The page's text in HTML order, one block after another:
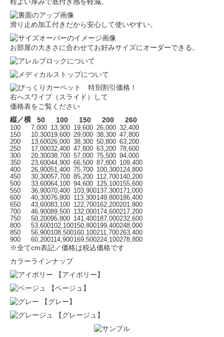
程よい厚みで底付き感を軽減。
滑り止め加工付きだから安心して使いやすい。
お部屋の大きさに合わせてお好みサイズにオーダーできる。
右へスワイプ（スライド）して
価格表をご覧ください
縦／横
50 100 150 200 260
100 7,000 13,300 19,600 26,000 32,400
150
10,30019,600 29,000 38,300 47,800
200
13,60026,000 38,300 50,800 63,200
250
17,00032,400 47,800 63,200
78,600
300
20,30038,700 57,000 75,500 94,000
350
23,60044,900 66,500 87,800 109,400
400
26,90051,400 75,700 100,300124,800
450
30,30057,700 85,200 112,700140,200
500
33,60064,100 94,600 125,100155,600
550
36,90070,400 103,900137,300171,000
600
40,30076,800 113,300149,800186,400
650
43,60083,100 122,700162,200201,800
700
46,90089,500 132,000174,600217,200
750
50,20095,800 141,400187,000232,600
800
53,600102,100150,800199,400248,000
850
56,900108,500160,100211,700263,400
900
60,200114,900169,500224,100278,800
※全てcm表記／価格は税込価格です
カラーラインナップ
【アイボリー】
【ベージュ】
【グレー】
【グレージュ】